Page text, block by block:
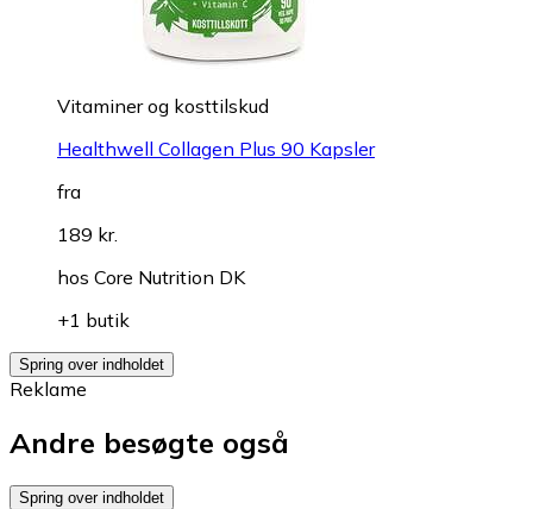
Vitaminer og kosttilskud
Healthwell Collagen Plus 90 Kapsler
fra
189 kr.
hos Core Nutrition DK
+1 butik
Spring over indholdet
Reklame
Andre besøgte også
Spring over indholdet